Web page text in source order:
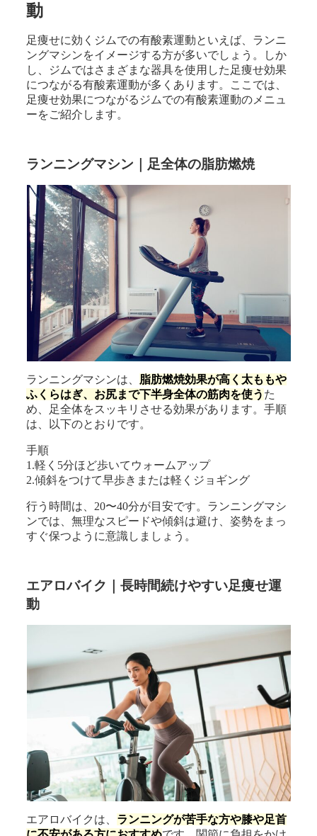
動
足痩せに効くジムでの有酸素運動といえば、ランニ
ングマシンをイメージする方が多いでしょう。しか
し、ジムではさまざまな器具を使用した足痩せ効果
につながる有酸素運動が多くあります。ここでは、
足痩せ効果につながるジムでの有酸素運動のメニュ
ーをご紹介します。
ランニングマシン｜足全体の脂肪燃焼
ランニングマシンは、 脂肪燃焼効果が高く太ももや
ふくらはぎ、お尻まで下半身全体の筋肉を使う た
め、足全体をスッキリさせる効果があります。手順
は、以下のとおりです。
手順
1.軽く5分ほど歩いてウォームアップ
2.傾斜をつけて早歩きまたは軽くジョギング
行う時間は、20〜40分が目安です。ランニングマシ
ンでは、無理なスピードや傾斜は避け、姿勢をまっ
すぐ保つように意識しましょう。
エアロバイク｜長時間続けやすい足痩せ運
動
エアロバイクは、 ランニングが苦手な方や膝や足首